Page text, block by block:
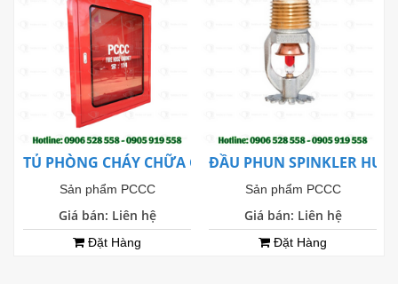
TỦ PHÒNG CHÁY CHỮA CHÁY ÂM TƯỜNG
Sản phẩm PCCC
Giá bán: Liên hệ
Đặt Hàng
ĐẦU PHUN SPINKLER
Sản phẩm PCCC
Giá bán: Liên hệ
Đặt Hàng